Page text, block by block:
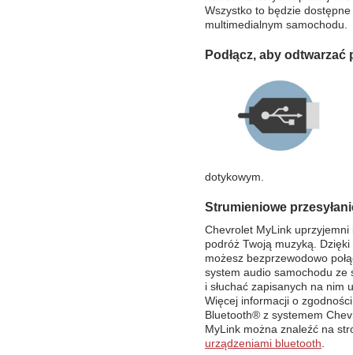
Wszystko to będzie
multimedialnym samochodu.
Podłącz, aby odtwarzać
dotykowym.
Strumieniowe
Chevrolet MyLink uprzyjemni
podróż Twoją muzyką.
możesz bezprzewodowo
system audio samochodu ze
i słuchać zapisanych na nim
Więcej informacji o
Bluetooth® z systemem
MyLink można znaleźć na
urządzeniami bluetooth.